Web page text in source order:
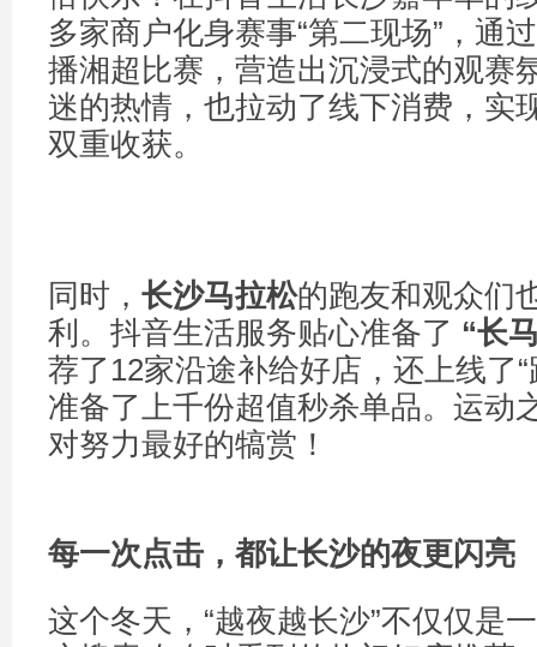
多家商户化身赛事“第二现场”，通
播湘超比赛，营造出沉浸式的观赛
迷的热情，也拉动了线下消费，实
双重收获。
同时， 长沙马拉松的跑友和观众们
利。抖音生活服务贴心准备了 “长
荐了12家沿途补给好店，还上线了
准备了上千份超值秒杀单品。运动
对努力最好的犒赏！
每一次点击，都让长沙的夜更闪亮
这个冬天，“越夜越长沙”不仅仅是